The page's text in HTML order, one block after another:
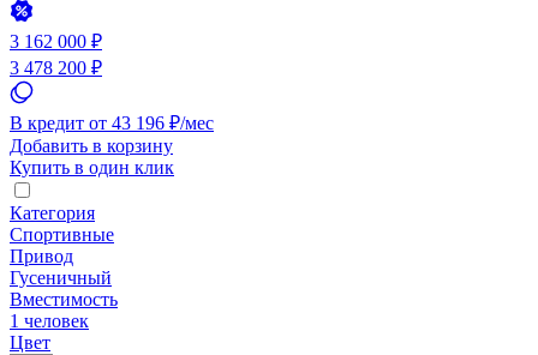
3 162 000 ₽
3 478 200 ₽
В кредит от 43 196 ₽/мес
Добавить в корзину
Купить в один клик
Категория
Спортивные
Привод
Гусеничный
Вместимость
1 человек
Цвет